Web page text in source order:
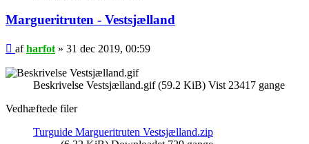
Margueritruten - Vestsjælland
Indlæg
afharfot » 31 dec 2019, 00:59
Beskrivelse Vestsjælland.gif (59.2 KiB) Vist 23417 gange
Vedhæftede filer
Turguide Margueritruten Vestsjælland.zip